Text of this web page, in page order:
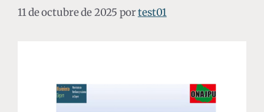
11 de octubre de 2025 portest01